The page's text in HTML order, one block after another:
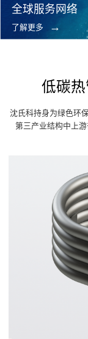
全球服务网络
了解更多
低碳
沈氏科持身为绿色环
第三产业结构中上